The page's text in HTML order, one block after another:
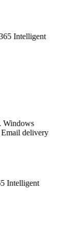
Intelligent
Windows
delivery
Intelligent